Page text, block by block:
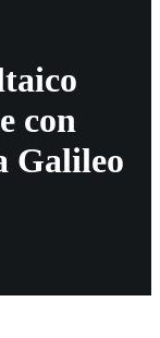
con
Galileo